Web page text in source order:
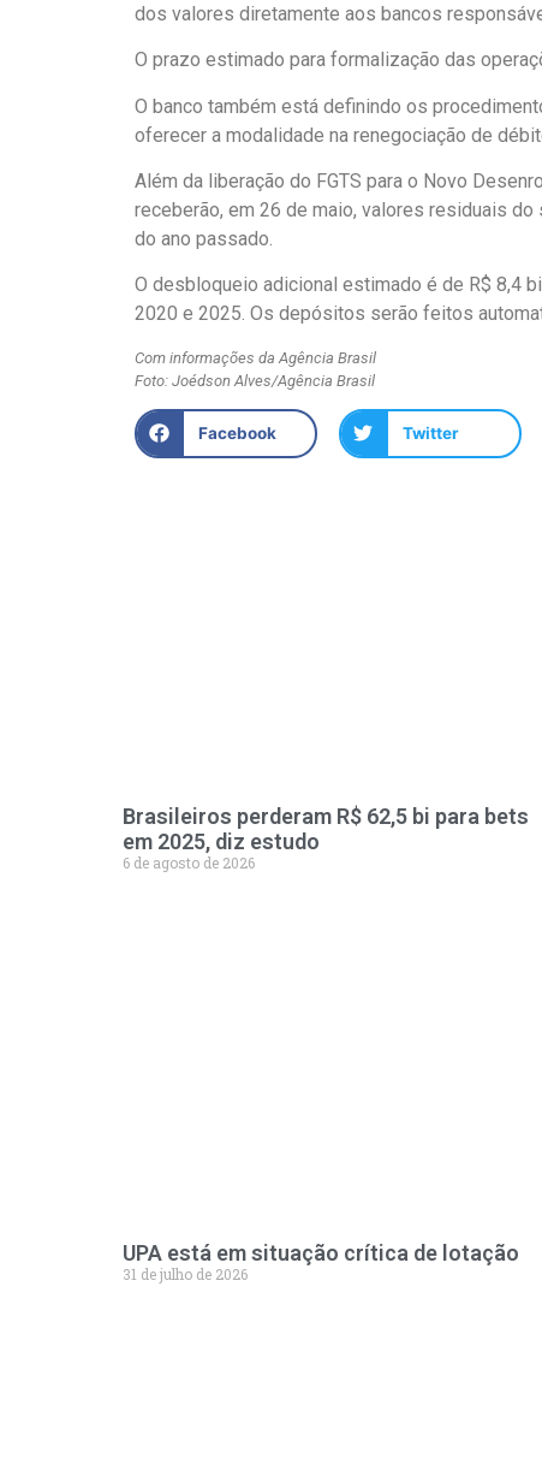
dos valores diretamente aos bancos
O prazo estimado para formalização das
O banco também está definindo os
oferecer a modalidade na renegociação de
Além da liberação do FGTS para o Novo
receberão, em 26 de maio, valores residuais
do ano passado.
O desbloqueio adicional estimado é de R$ 8,4
2020 e 2025. Os depósitos serão feitos
Com informações da Agência Brasil
Foto: Joédson Alves/Agência Brasil
Facebook Twitter
Brasileiros perderam R$ 62,5 bi para bets
em 2025, diz estudo
6 de agosto de 2026
UPA está em situação crítica de lotação
31 de julho de 2026